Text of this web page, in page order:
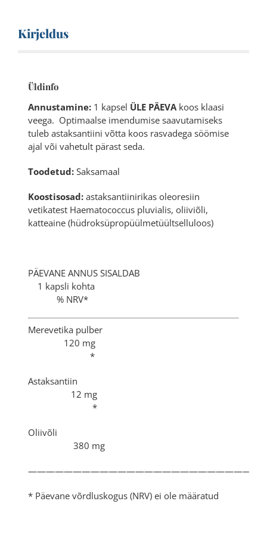
Kirjeldus
Üldinfo
Annustamine:1 kapsel ÜLE PÄEVAkoos klaasi
veega. Optimaalse imendumise saavutamiseks
tuleb astaksantiini võtta koos rasvadega söömise
ajal või vahetult pärast seda.
Toodetud:Saksamaal
Koostisosad:astaksantiinirikas oleoresiin
vetikatest Haematococcus pluvialis, oliiviõli,
katteaine (hüdroksüpropüülmetüültselluloos)
PÄEVANE ANNUS SISALDAB
1 kapsli kohta
% NRV*
Merevetika pulber
120 mg
*
Astaksantiin
12 mg
*
Oliivõli
380 mg
* Päevane võrdluskogus (NRV) ei ole määratud